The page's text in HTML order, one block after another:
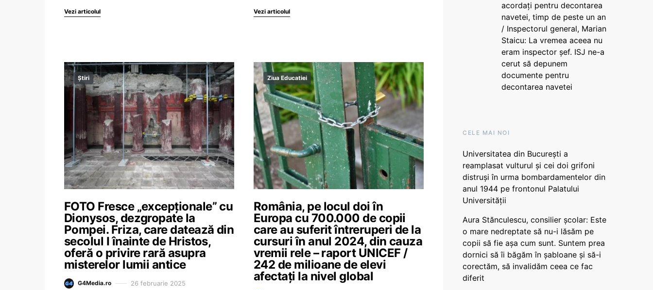
Vezi articolul Vezi articolul
Știri
FOTO Fresce „excepționale” cu
Dionysos, dezgropate la
Pompei. Friza, care datează din
secolul I înainte de Hristos,
oferă o privire rară asupra
misterelor lumii antice
G4Media.ro 26 februarie 2025
Ziua Educatiei
România, pe locul doi în
Europa cu 700.000 de copii
care au suferit întreruperi de la
cursuri în anul 2024, din cauza
vremii rele – raport UNICEF /
242 de milioane de elevi
afectați la nivel global
acordați pentru decontarea
navetei, timp de peste un an
/ Inspectorul general, Marian
Staicu: La vremea aceea nu
eram inspector șef. ISJ ne-a
cerut să depunem
documente pentru
decontarea navetei
CELE MAI NOI
Universitatea din București a
reamplasat vulturul și cei doi grifoni
distruși în urma bombardamentelor din
anul 1944 pe frontonul Palatului
Universității
Aura Stănculescu, consilier școlar: Este
o mare nedreptate să nu-i lăsăm pe
copii să fie așa cum sunt. Suntem prea
dornici să îi băgăm în șabloane și să-i
corectăm, să invalidăm ceea ce fac
diferit